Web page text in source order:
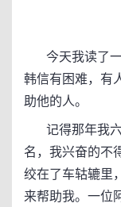
今天我读了一
韩信有困难，有
助他的人。
记得那年我六
名，我兴奋的不
绞在了车轱辘里
来帮助我。一位